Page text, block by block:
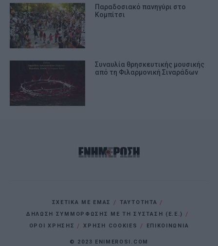
Παραδοσιακό πανηγύρι στο
Κομπίτσι
Συναυλία θρησκευτικής μουσικής
από τη Φιλαρμονική Σιναράδων
ΣΧΕΤΙΚΑ ΜΕ ΕΜΑΣ
ΤΑΥΤΟΤΗΤΑ
ΔΗΛΩΣΗ ΣΥΜΜΟΡΦΩΣΗΣ ΜΕ ΤΗ ΣΥΣΤΑΣΗ (Ε.Ε.)
ΌΡΟΙ ΧΡΗΣΗΣ
ΧΡΗΣΗ COOKIES ΕΠΙΚΟΙΝΩΝΙΑ
© 2023 ENIMEROSI.COM